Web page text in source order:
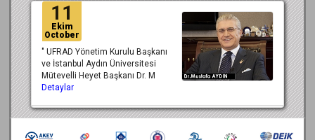
11
Ekim
October
" UFRAD Yönetim Kurulu Başkanı
ve İstanbul Aydın Üniversitesi
Mütevelli Heyet Başkanı Dr. M
Detaylar